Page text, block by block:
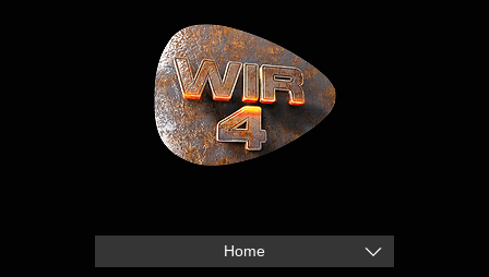
Home